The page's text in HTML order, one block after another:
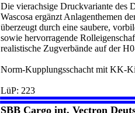
Die vierachsige Druckvariante des
Wascosa ergänzt Anlagenthemen
überzeugt durch eine saubere,
sowie hervorragende
realistische Zugverbände auf der
Norm-Kupplungsschacht mit KK-
LüP: 223
SBB Cargo int. Vectron